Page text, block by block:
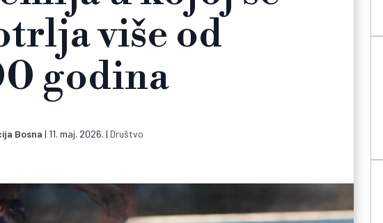
više od
godina
Bosna | 11. maj. 2026. | Društvo